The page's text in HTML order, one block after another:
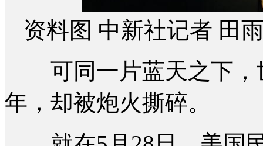
资料图 中新社记者 田
可同一片蓝天之下，
年，却被炮火撕碎。